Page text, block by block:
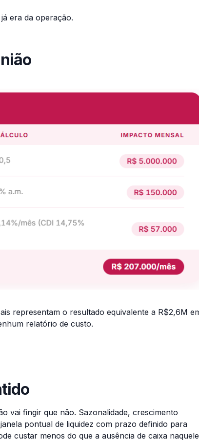
era da operação.
representam o resultado equivalente a R$2,6M
relatório de custo.
vai fingir que não. Sazonalidade, crescimento
pontual de liquidez com prazo definido para
custar menos do que a ausência de caixa naquele